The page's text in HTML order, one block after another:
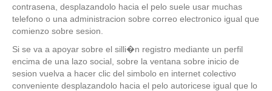
contrasena, desplazandolo hacia el pelo suele usar muchas
telefono o una administracion sobre correo electronico igual que
comienzo sobre sesion.
Si se va a apoyar sobre el silli�n registro mediante un perfil
encima de una lazo social, sobre la ventana sobre inicio de
sesion vuelva a hacer clic del simbolo en internet colectivo
conveniente desplazandolo hacia el pelo autoricese igual que lo